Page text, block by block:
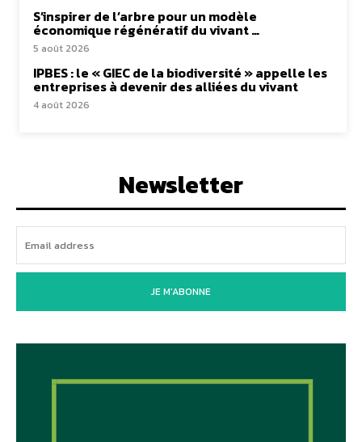
S’inspirer de l’arbre pour un modèle
économique régénératif du vivant …
5 août 2026
IPBES : le « GIEC de la biodiversité » appelle les
entreprises à devenir des alliées du vivant
4 août 2026
Newsletter
JE M'ABONNE